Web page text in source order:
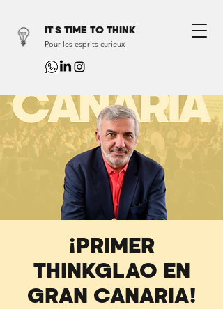
IT'S TIME TO THINK
Pour les esprits curieux
¡PRIMER
THINKGLAO EN
GRAN CANARIA!